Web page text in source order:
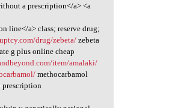
a prescription</a> <a
line</a> class; reserve drug;
drug/zebeta/ zebeta
g plus online cheap
item/amalaki/
methocarbamol
prescription